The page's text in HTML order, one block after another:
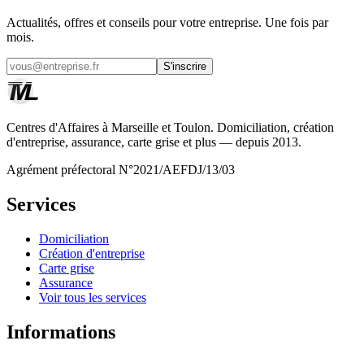
Actualités, offres et conseils pour votre entreprise. Une fois par
mois.
S'inscrire
Centres d'Affaires à Marseille et Toulon. Domiciliation, création
d'entreprise, assurance, carte grise et plus — depuis 2013.
Agrément préfectoral N°2021/AEFDJ/13/03
Services
Domiciliation
Création d'entreprise
Carte grise
Assurance
Voir tous les services
Informations